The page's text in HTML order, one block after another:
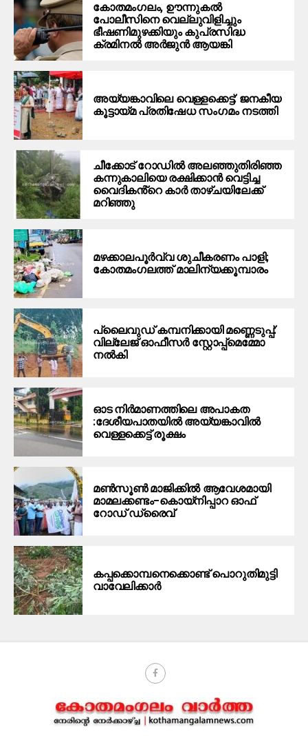
കോതമംഗലം, ഊന്നുകൽ
പോലീസിനെ വെല്ലുവിളിച്ചും
ഭീഷണിമുഴക്കിയും കുപ്രസിദ്ധ
ക്രമിനല്‍ അര്‍ജുന്‍ ആയങ്കി
അയ്യങ്കാവിലെ വെള്ളക്കെട്ട്: ജനകീയ
കൂട്ടായ്മ പ്രതിഷേധ സംഗമം നടത്തി
ചീക്കോട് റോഡിൽ അലഞ്ഞുതിരിഞ്ഞ
കന്നുകാലിയെ രക്ഷിക്കാൻ വെട്ടിച്ച
വൈദികൻ്റെ കാർ താഴ്ചയിലേക്ക്
മറിഞ്ഞു
മഴക്കാലപൂർവ്വ ശുചീകരണം പാളി;
കോതമംഗലത്ത് മാലിന്യക്കൂമ്പാരം
പ്ലൈവുഡ് കമ്പനിക്കായി മണ്ണെടുപ്പ്:
വില്ലേജ് ഓഫീസർ സ്റ്റോപ്പ്മെമ്മോ
നൽകി
ഓട നിർമാണത്തിലെ അപാകത
:ദേശീയപാതയിൽ അയ്യങ്കാവിൽ
വെള്ളക്കെട്ട് രൂക്ഷം
മൺസൂൺ മാജിക്കിൽ ആവേശമായി
മാമലക്കണ്ടം–കൊയ്‌നിപ്പാറ ഓഫ്
റോഡ് ഡ്രൈവ്
കപ്പക്കൊമ്പനെക്കൊണ്ട് പൊറുതിമുട്ടി
വാവേലിക്കാർ